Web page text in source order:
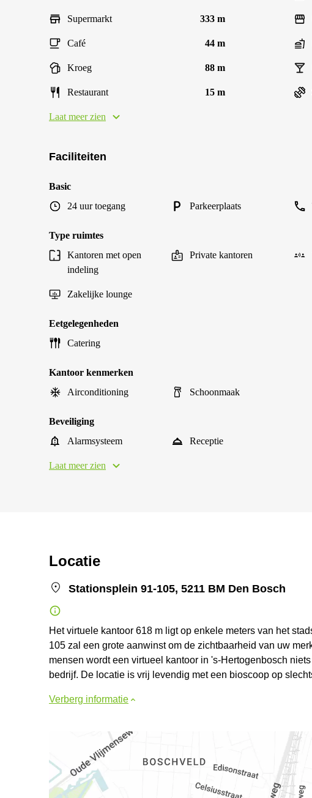
Supermarkt 333 m
Café 44 m
Kroeg 88 m
Restaurant 15 m
Laat meer zien
Faciliteiten
Basic
24 uur toegang
Parkeerplaats
Type ruimtes
Kantoren met open
indeling
Private kantoren
Zakelijke lounge
Eetgelegenheden
Catering
Kantoor kenmerken
Airconditioning
Schoonmaak
Beveiliging
Alarmsysteem
Receptie
Laat meer zien
Locatie
Stationsplein 91-105, 5211 BM Den Bosch
Het virtuele kantoor 618 m ligt op enkele meters van het
105 zal een grote aanwinst om de zichtbaarheid van uw
mensen wordt een virtueel kantoor in 's-Hertogenbosch
bedrijf. De locatie is vrij levendig met een bioscoop op
Verberg informatie